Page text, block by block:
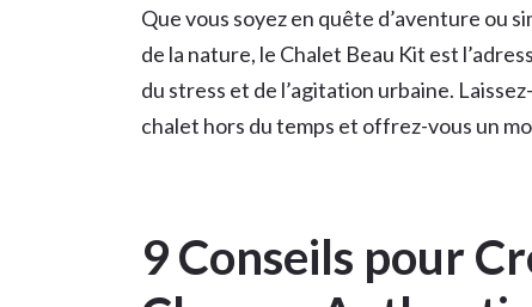
Que vous soyez en quête d’aventure ou
de la nature, le Chalet Beau Kit est
du stress et de l’agitation urbaine.
chalet hors du temps et offrez-vous un
9 Conseils pour